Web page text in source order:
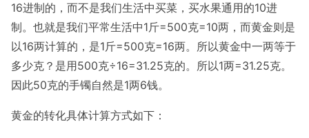
16进制的，而不是我们生活中买菜，买水果通用的10进
制。也就是我们平常生活中1斤=500克=10两，而黄金则是
以16两计算的，是1斤=500克=16两。所以黄金中一两等于
多少克？是用500克÷16=31.25克的。所以1两=31.25克。
因此50克的手镯自然是1两6钱。
黄金的转化具体计算方式如下：